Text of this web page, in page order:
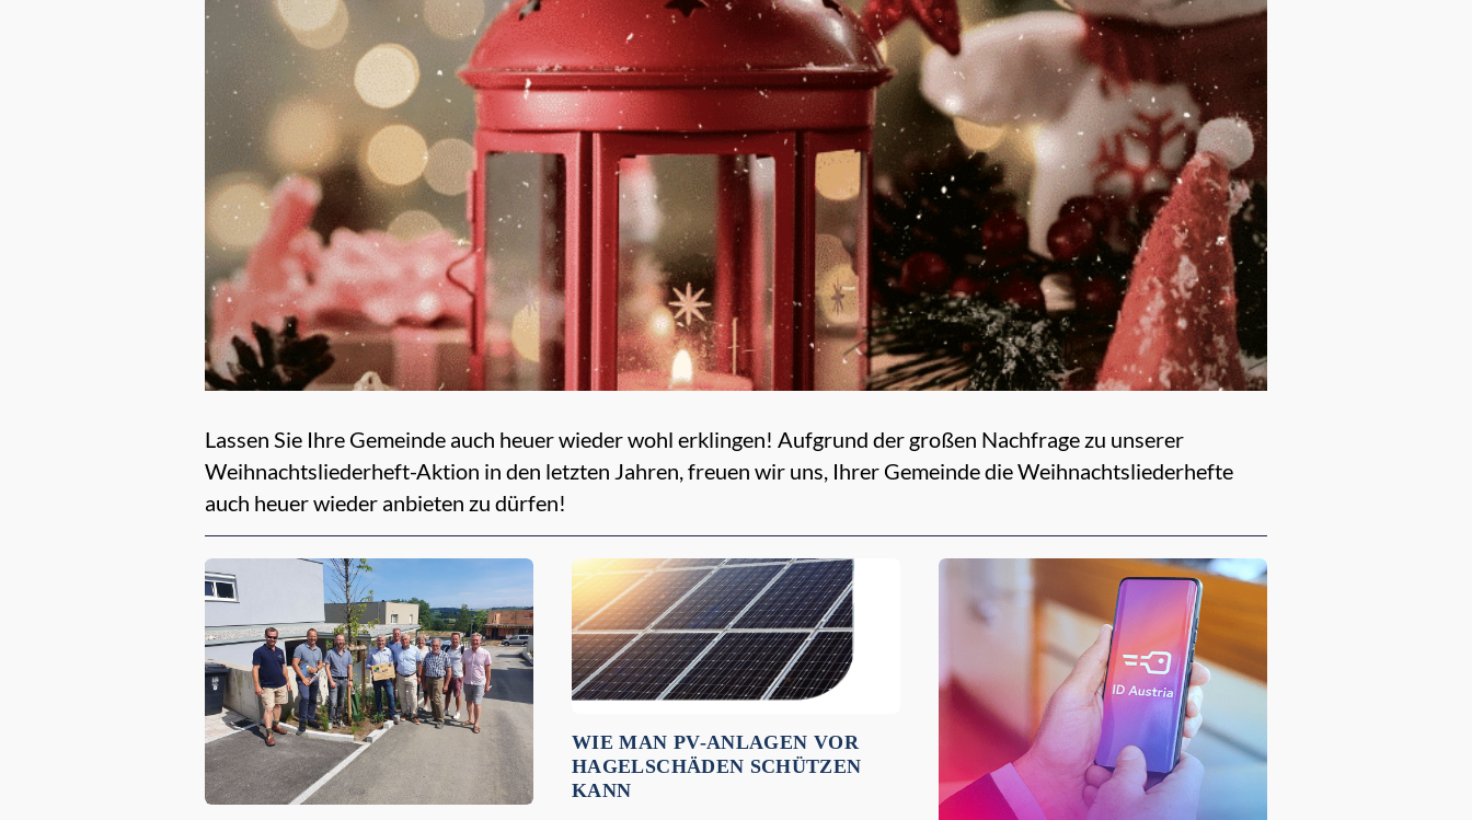
Lassen Sie Ihre Gemeinde auch heuer wieder wohl erklingen! Aufgrund der großen Nachfrage zu unserer
Weihnachtsliederheft-Aktion in den letzten Jahren, freuen wir uns, Ihrer Gemeinde die Weihnachtsliederhefte
auch heuer wieder anbieten zu dürfen!
Empfehlungen für dich:
WIE MAN PV-ANLAGEN VOR
HAGELSCHÄDEN SCHÜTZEN
KANN